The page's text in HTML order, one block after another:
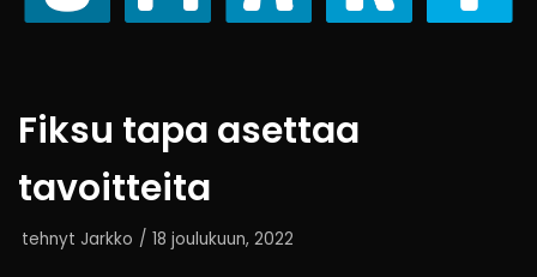
Fiksu tapa asettaa
tavoitteita
tehnyt Jarkko 18 joulukuun, 2022